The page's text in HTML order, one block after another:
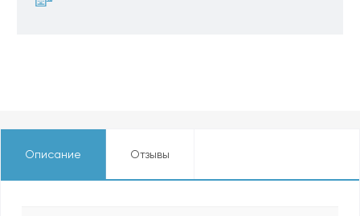
Описание Отзывы